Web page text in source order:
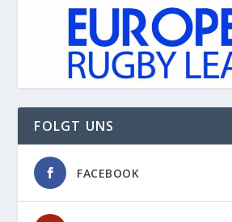
FOLGT UNS
FACEBOOK